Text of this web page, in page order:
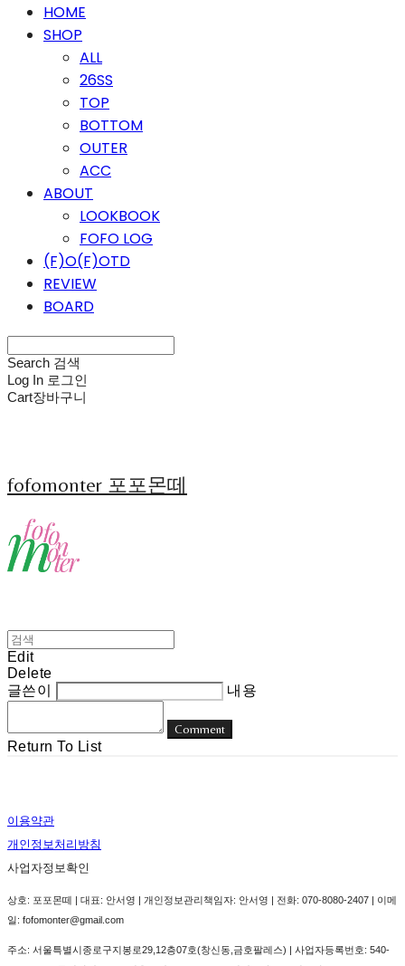
HOME
SHOP
ALL
26SS
TOP
BOTTOM
OUTER
ACC
ABOUT
LOOKBOOK
FOFO LOG
(F)O(F)OTD
REVIEW
BOARD
Search 검색
Log In 로그인
Cart장바구니
fofomonter 포포몬떼
Edit
Delete
글쓴이
내용
Comment
Return To List
이용약관
개인정보처리방침
사업자정보확인
상호: 포포몬떼 | 대표: 안서영 | 개인정보관리책임자: 안서영 | 전화: 070-8080-2407 | 이메
일: fofomonter@gmail.com
주소: 서울특별시종로구지봉로29,12층07호(창신동,금호팔레스) | 사업자등록번호: 540-